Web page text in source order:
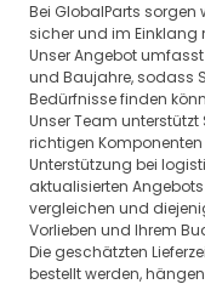
Bei GlobalParts sorgen
sicher und im
Unser Angebot
und Baujahre, sodass
Bedürfnisse finden
Unser Team
richtigen
Unterstützung bei
aktualisierten
vergleichen und
Vorlieben und Ihrem
Die geschätzten
bestellt werden,